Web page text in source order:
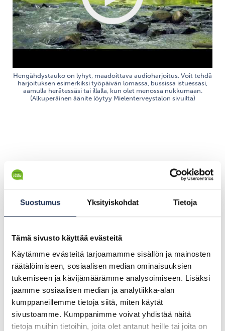
Suostumus Yksityiskohdat Tietoja
Tämä sivusto käyttää evästeitä
Käytämme evästeitä tarjoamamme sisällön ja mainosten
räätälöimiseen, sosiaalisen median ominaisuuksien
tukemiseen ja kävijämäärämme analysoimiseen. Lisäksi
jaamme sosiaalisen median ja analytiikka-alan
kumppaneillemme tietoja siitä, miten käytät
sivustoamme. Kumppanimme voivat yhdistää näitä
tietoja muihin tietoihin, joita olet antanut heille tai joita on
Hengähdystauko on lyhyt, maadoittava audioharjoitus. Voit tehdä
harjoituksen esimerkiksi työpäivän lomassa, bussissa istuessasi,
aamulla herätessäsi tai illalla, kun olet menossa nukkumaan.
(Alkuperäinen äänite löytyy Mielenterveystalon sivuilta)
”Juodaanpas nyt vähän
teetä ja ollaan ihan
Alexander McCall Smithin
Naisten
Etsivätoimisto Nro 1
rentoutuminen ja rauhallinen
elämäntahti ovat toistuvia teemoja, jotka kuvastavat
päähenkilön, Mma Ramotswen, elämänasennetta.
Mma arvostaa yksinkertaisia nautintoja, kuten
rooibos-teetä ja maisemien katselua. Rentoutuminen
ja palutuminen liittyy näihin hetkiin.